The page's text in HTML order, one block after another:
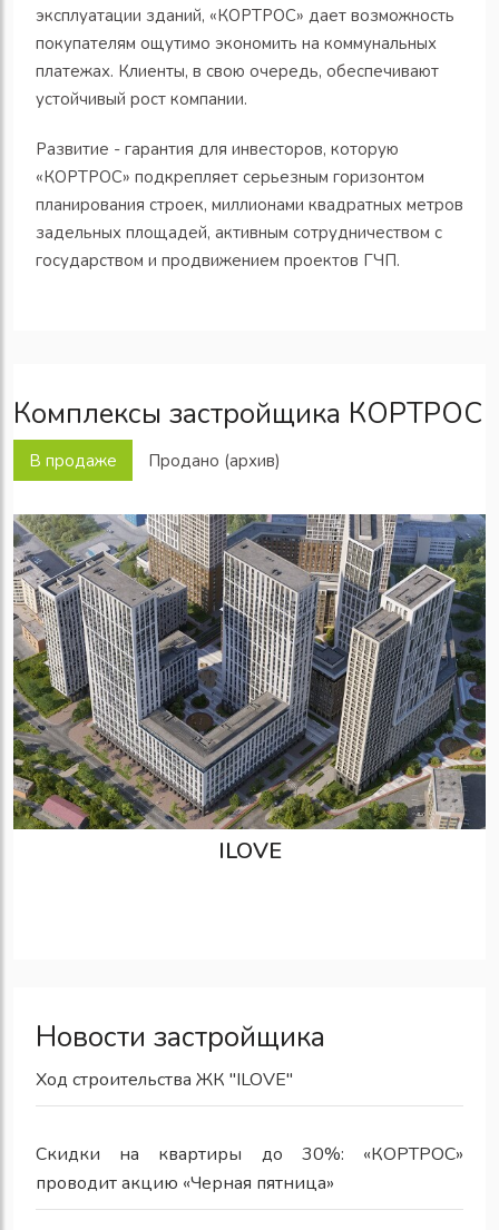
эксплуатации зданий, «КОРТРОС» дает возможность
покупателям ощутимо экономить на коммунальных
платежах. Клиенты, в свою очередь, обеспечивают
устойчивый рост компании.
Развитие - гарантия для инвесторов, которую
«КОРТРОС» подкрепляет серьезным горизонтом
планирования строек, миллионами квадратных метров
задельных площадей, активным сотрудничеством с
государством и продвижением проектов ГЧП.
Комплексы застройщика КОРТРОС
В продаже Продано (архив)
ILOVE
Новости застройщика
Ход строительства ЖК "ILOVE"
Скидки на квартиры до 30%: «КОРТРОС»
проводит акцию «Черная пятница»